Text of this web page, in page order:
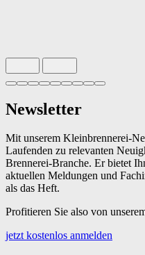
Slide 1 von 9 aktiv
Newsletter
Mit unserem Kleinbrennerei-
Laufenden zu relevanten
Brennerei-Branche. Er bietet
aktuellen Meldungen und
als das Heft.
Profitieren Sie also von
jetzt kostenlos anmelden